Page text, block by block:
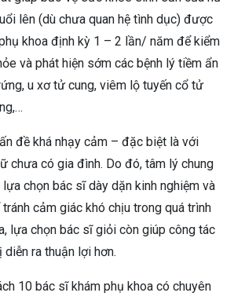
lên (dù chưa quan hệ tình dục) được
khoa định kỳ 1 – 2 lần/ năm để kiểm
và phát hiện sớm các bệnh lý tiềm ẩn
u xơ tử cung, viêm lộ tuyến cổ tử
đề khá nhạy cảm – đặc biệt là với
chưa có gia đình. Do đó, tâm lý chung
chọn bác sĩ dày dặn kinh nghiệm và
cảm giác khó chịu trong quá trình
lựa chọn bác sĩ giỏi còn giúp công tác
ra thuận lợi hơn.
10 bác sĩ khám phụ khoa có chuyên